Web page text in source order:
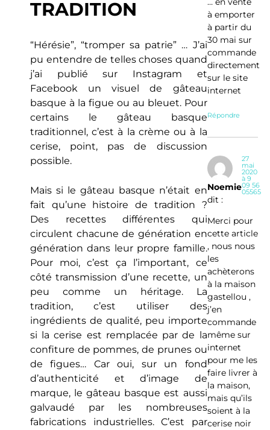
TRADITION
“Hérésie”, “tromper sa patrie” … J’ai
pu entendre de telles choses quand
j’ai publié sur Instagram et
Facebook un visuel de gâteau
basque à la figue ou au bleuet. Pour
certains le gâteau basque
traditionnel, c’est à la crème ou à la
cerise, point, pas de discussion
possible.
Mais si le gâteau basque n’était en
fait qu’une histoire de tradition ?
Des recettes différentes qui
circulent chacune de génération en
génération dans leur propre famille.
Pour moi, c’est ça l’important, ce
côté transmission d’une recette, un
peu comme un héritage. La
tradition, c’est utiliser des
ingrédients de qualité, peu importe
si la cerise est remplacée par de la
confiture de pommes, de prunes ou
de figues… Car oui, sur un fond
d’authenticité et d’image de
marque, le gâteau basque est aussi
galvaudé par les nombreuses
fabrications industrielles. C’est par
à emporter
à partir du
30 mai sur
commande
directement
sur le site
internet
Répondre
Noemie
dit :
27
mai
2020
à 9
09 56
05565
Merci pour
cette article
, nous nous
les
achèterons
à la maison
gastellou ,
j’en
commande
même sur
internet
pour me les
faire livrer à
la maison,
mais qu’ils
soient à la
cerise noir